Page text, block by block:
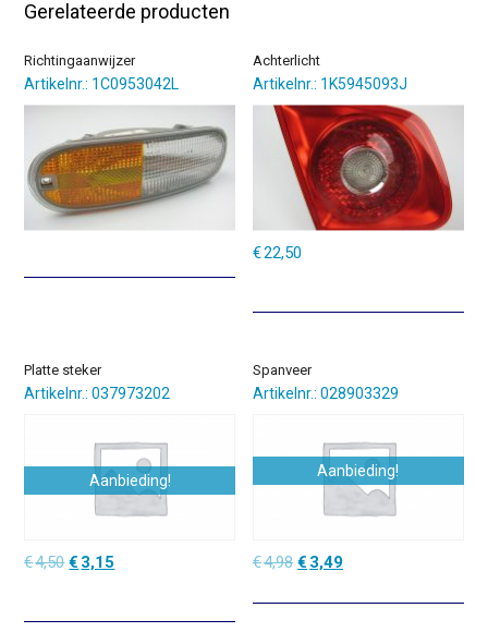
Gerelateerde producten
Richtingaanwijzer
Artikelnr.: 1C0953042L
Achterlicht
Artikelnr.: 1K5945093J
€22,50
Platte steker
Artikelnr.: 037973202
Aanbieding!
€4,50Oorspronkelijke
€4,50.
€ 3,15
€3,15.
Spanveer
Artikelnr.: 028903329
Aanbieding!
€4,98 Oorspronkelijke
was:
€ 3,49Huidige
is: